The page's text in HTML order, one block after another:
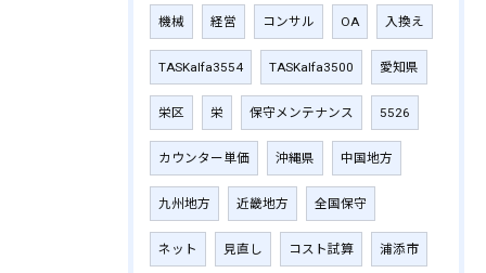
機械 経営 コンサル OA 入換え
TASKalfa3554 TASKalfa3500 愛知県
栄区 栄 保守メンテナンス 5526
カウンター単価 沖縄県 中国地方
九州地方 近畿地方 全国保守
ネット 見直し コスト試算 浦添市